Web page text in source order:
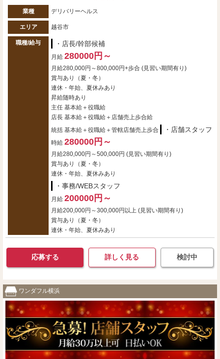
業種 デリバリーヘルス
エリア 越谷市
職種/給与 ・店長/幹部候補
月給 280000円～
月給280,000円～800,000円+歩合 (見習い期間有り)
賞与あり（夏・冬）
連休・年始、夏休みあり
昇給随時あり
主任 基本給＋役職給
店長 基本給＋役職給＋店舗売上歩合給
統括 基本給＋役職給＋管轄店舗売上歩合
・店舗スタッフ
時給 280000円～
月給280,000円～500,000円 (見習い期間有り)
賞与あり（夏・冬）
連休・年始、夏休みあり
・事務/WEBスタッフ
月給 200000円～
月給200,000円～300,000円以上 (見習い期間有り)
賞与あり（夏・冬）
連休・年始、夏休みあり
応募する 詳しく見る 検討中
ワンダフル横浜